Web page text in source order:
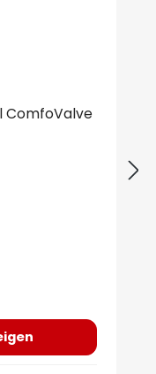
ComfoValve
4.6 von 5 Sternen